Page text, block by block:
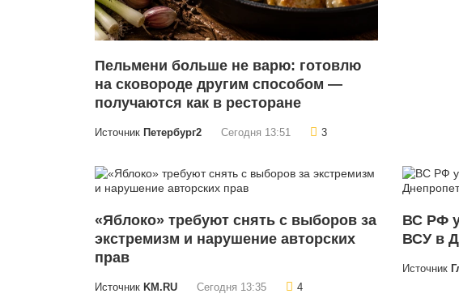
Пельмени больше не варю: готовлю
на сковороде другим способом —
получаются как в ресторане
Источник Петербург2 Сегодня 13:51 3
«Яблоко» требуют снять с выборов за
экстремизм и нарушение авторских
прав
Источник KM.RU Сегодня 13:35 4
ВС РФ
ВСУ в
Источник